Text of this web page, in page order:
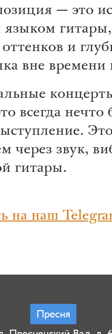
— это
языком гитары,
оттенков и
вне времени
всегда нечто
через звук,
гитары.
на наш
Пресня